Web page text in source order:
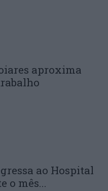
aproxima
ao Hospital
o mês...